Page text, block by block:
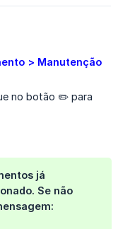
> Manutenção
no botão ✏️ para
já
Se não